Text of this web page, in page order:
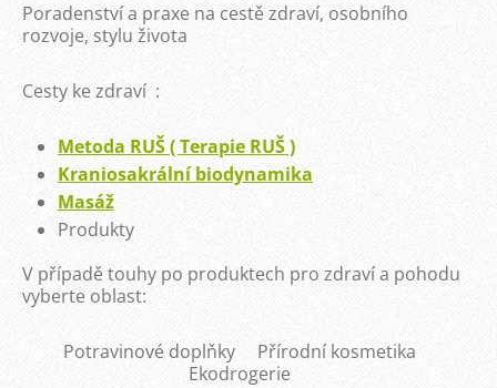
Poradenství a praxe na cestě zdraví, osobního
rozvoje, stylu života
Cesty ke zdraví :
Metoda RUŠ( Terapie RUŠ )
Kraniosakrální biodynamika
Masáž
Produkty
V případě touhy po produktech pro zdraví a pohodu
vyberte oblast:
Potravinové doplňky Přírodní kosmetika
Ekodrogerie